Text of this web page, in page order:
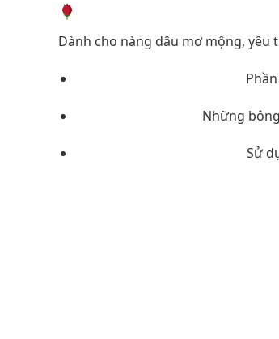
Dành cho nàng dâu mơ mộng, yêu
Những
Sử